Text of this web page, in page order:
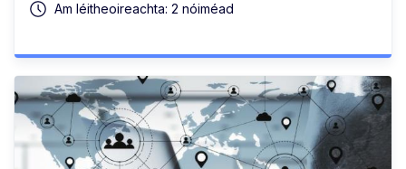
Am léitheoireachta: 2 nóiméad